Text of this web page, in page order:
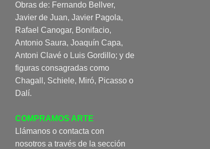
Obras de: Fernando Bellver,
Javier de Juan, Javier Pagola,
Rafael Canogar, Bonifacio,
Antonio Saura, Joaquín Capa,
Antoni Clavé o Luis Gordillo; y de
figuras consagradas como
Chagall, Schiele, Miró, Picasso o
Dalí.
COMPRAMOS ARTE
Llámanos o contacta con
nosotros a través de la sección